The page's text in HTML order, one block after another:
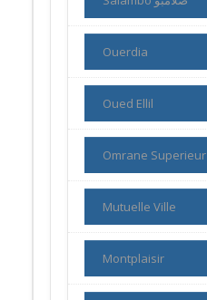
Ouerdia
Oued Ellil
Omrane Superieur
Mutuelle Ville
Montplaisir